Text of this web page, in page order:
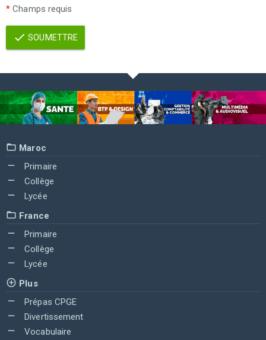
* Champs requis
SOUMETTRE
Maroc
Primaire
Collège
Lycée
France
Primaire
Collège
Lycée
Plus
Prépas CPGE
Divertissement
Vocabulaire